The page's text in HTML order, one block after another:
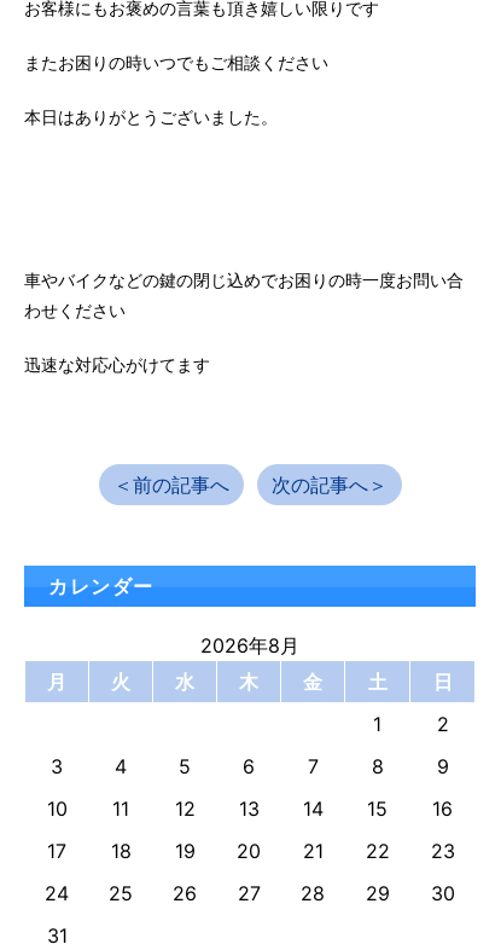
お客様にもお褒めの言葉も頂き嬉しい限りです
またお困りの時いつでもご相談ください
本日はありがとうございました。
車やバイクなどの鍵の閉じ込めでお困りの時一度お問い合
わせください
迅速な対応心がけてます
＜前の記事へ 次の記事へ＞
カレンダー
2026年8月
月
火 水 木 金 土
日
1
2
3
4 5 6 7 8
9
10
11 12 13 14 15
16
17
18 19 20 21 22
23
24
25 26 27 28 29
30
31